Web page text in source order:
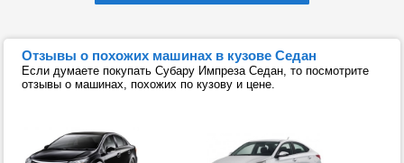
Отзывы о похожих машинах в кузове Седан
Если думаете покупать Субару Импреза Седан, то посмотрите
отзывы о машинах, похожих по кузову и цене.